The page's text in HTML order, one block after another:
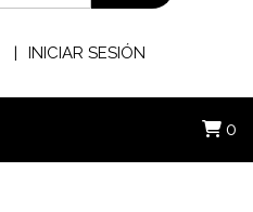
INICIAR SESIÓN
0